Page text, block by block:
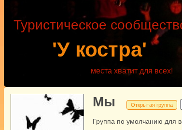
'У костра'
Туристическое
места хватит для всех!
Мы Открытая группа
Группа по умолчанию для